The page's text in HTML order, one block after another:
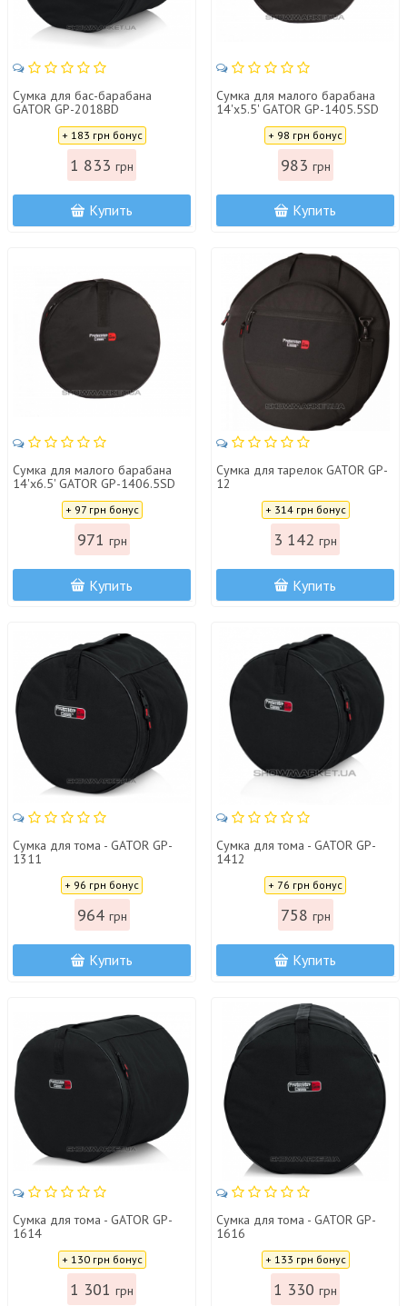
Сумка для бас-барабана
GATOR GP-2018BD
+ 183 грн бонус
1 833 грн
Купить
Сумка для малого барабана
14'х5.5' GATOR GP-1405.5SD
+ 98 грн бонус
983 грн
Купить
Сумка для малого барабана
14'х6.5' GATOR GP-1406.5SD
+ 97 грн бонус
971 грн
Купить
Сумка для тарелок GATOR GP-
12
+ 314 грн бонус
3 142 грн
Купить
Сумка для тома - GATOR GP-
1311
+ 96 грн бонус
964 грн
Купить
Сумка для тома - GATOR GP-
1412
+ 76 грн бонус
758 грн
Купить
Сумка для тома - GATOR GP-
1614
+ 130 грн бонус
1 301 грн
Сумка для тома - GATOR GP-
1616
+ 133 грн бонус
1 330 грн